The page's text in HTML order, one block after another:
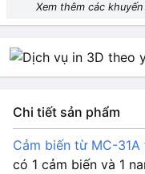
Xem thêm các
Chi tiết sản phẩm
Cảm biến từ MC-
có 1 cảm biến và 1